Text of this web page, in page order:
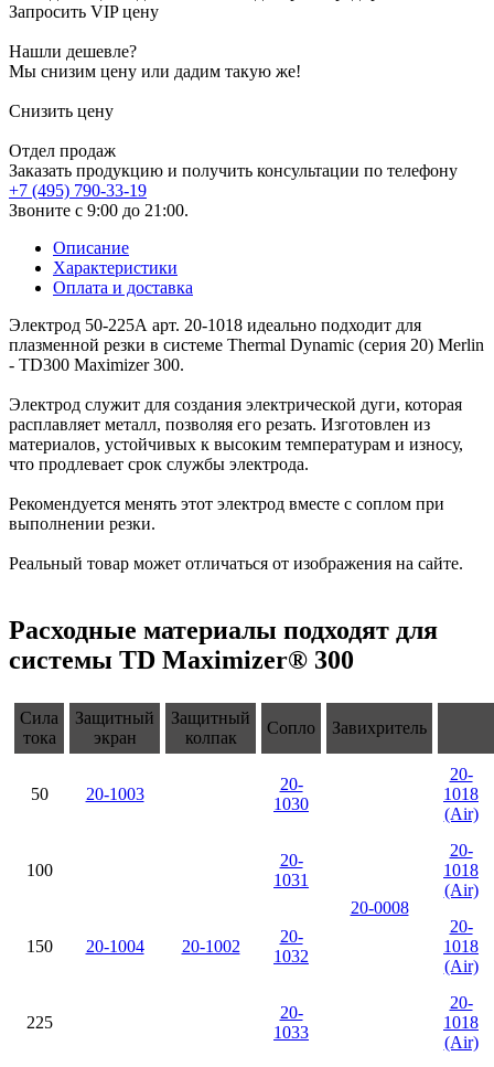
Запросить VIP цену
Нашли дешевле?
Мы снизим цену или дадим такую же!
Снизить цену
Отдел продаж
Заказать продукцию и получить консультации по телефону
+7 (495) 790-33-19
Звоните с 9:00 до 21:00.
Описание
Характеристики
Оплата и доставка
Электрод 50-225А арт. 20-1018 идеально подходит для
плазменной резки в системе Thermal Dynamic (серия 20) Merlin
- TD300 Maximizer 300.
Электрод служит для создания электрической дуги, которая
расплавляет металл, позволяя его резать. Изготовлен из
материалов, устойчивых к высоким температурам и износу,
что продлевает срок службы электрода.
Рекомендуется менять этот электрод вместе с соплом при
выполнении резки.
Реальный товар может отличаться от изображения на сайте.
Расходные материалы подходят для
системы TD Maximizer® 300
Сила
тока
Защитный
экран
Защитный
колпак
Сопло Завихритель
50 20-1003
20-1002
20-
1030
20-0008
20-
1018
(Air)
100
20-1004
20-
1031
20-
1018
(Air)
150
20-
1032
20-
1018
(Air)
225
20-
1033
20-
1018
(Air)